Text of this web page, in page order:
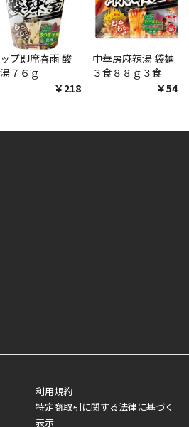
プ即席春雨 酸
７６ｇ
￥218
中華房麻辣湯 袋麺
３食８８ｇ３食
￥548
。ご了承ください。
かります
法が使用できない場合がございま
営業日に発送いたします。「お取り
。(離島などの場合、例外もあります)
については、その他商品との購入に
す。また発送日についても、通常と
象商品の説明ページをご確認くださ
利用規約
特定商取引に関する法律に基づく
表示